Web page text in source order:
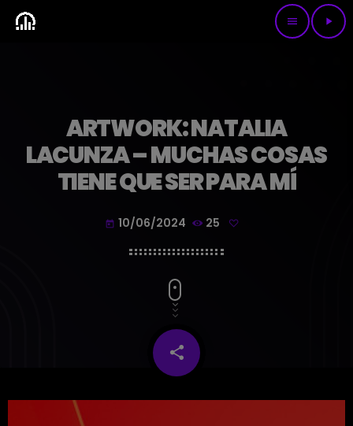
menu play_arrow
ARTWORK: NATALIA
LACUNZA – MUCHAS COSAS
TIENE QUE SER PARA MÍ
today 10/06/2024 25
share
email